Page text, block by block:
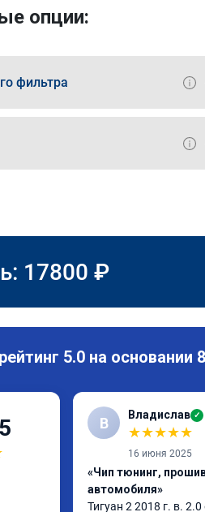
опции:
фильтра
17800 ₽
5.0 на основании
В Владислав ✓
★★★★★
16 июня 2025
«Чип тюнинг,
автомобиля»
Тигуан 2 2018 г. в.